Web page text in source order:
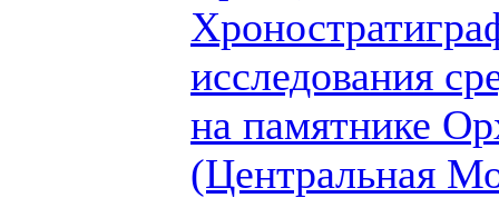
исследования
на памятнике
(Центральная